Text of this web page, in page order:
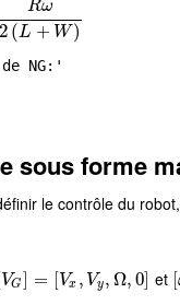
Rω
2 (L + W)
2(L+W)
NG:'
sous forme
le contrôle du
[VG] = [Vx , Vy, Ω, 0]
VG]= [V ,Vy,Ω,0] et [[